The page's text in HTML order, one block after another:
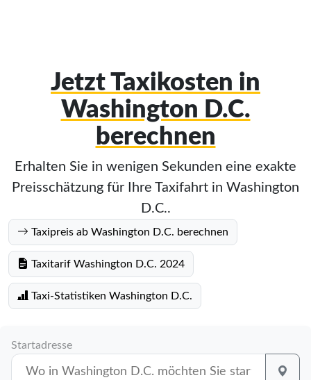
Jetzt Taxikosten in
Washington D.C.
berechnen
Erhalten Sie in wenigen Sekunden eine exakte
Preisschätzung für Ihre Taxifahrt in Washington
D.C..
Taxipreis ab Washington D.C. berechnen
Taxitarif Washington D.C. 2024
Taxi-Statistiken Washington D.C.
Startadresse